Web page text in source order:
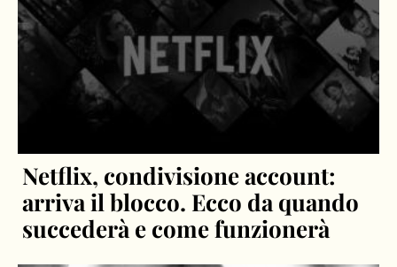
Netflix, condivisione account:
arriva il blocco. Ecco da quando
succederà e come funzionerà